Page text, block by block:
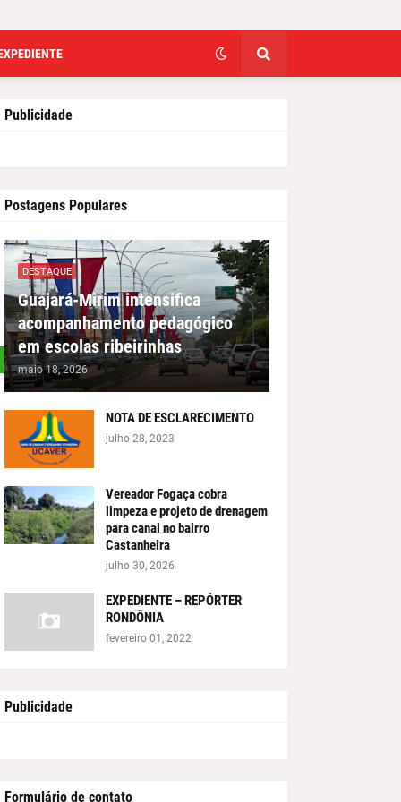
Não
ainda não
Publicidade
Postagens Populares
DESTAQUE
Guajará-Mirim intensifica
acompanhamento pedagógico
em escolas ribeirinhas
maio 18, 2026
NOTA DE ESCLARECIMENTO
julho 28, 2023
Vereador Fogaça cobra
limpeza e projeto de drenagem
para canal no bairro
Castanheira
julho 30, 2026
EXPEDIENTE – REPÓRTER
RONDÔNIA
fevereiro 01, 2022
Publicidade
Formulário de contato